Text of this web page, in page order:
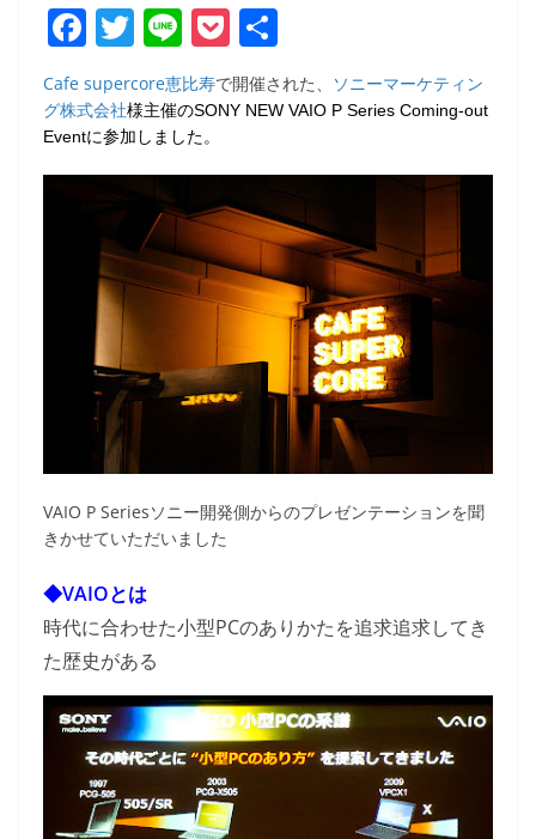
F
c
e
b
o
k
T
itt
er
Li
n
e
P
o
ck
有
Cafe supercore恵比寿で開催された、
ソニーマーケティン
グ株式会社様主催のSONY NEW VAIO P Series Coming-out
Eventに参加しました。
VAIO P Seriesソニー開発側からのプレゼンテーションを聞
きかせていただいました
◆VAIOとは
時代に合わせた小型PCのありかたを追求追求してき
た歴史がある